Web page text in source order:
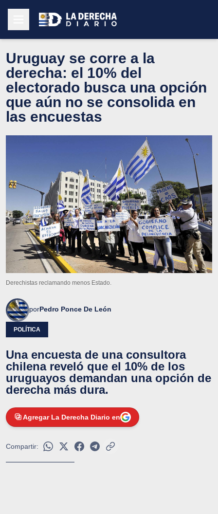
Uruguay se corre a la
derecha: el 10% del
electorado busca una opción
que aún no se consolida en
las encuestas
Derechistas reclamando menos Estado.
porPedro Ponce De León
POLÍTICA
Una encuesta de una consultora
chilena reveló que el 10% de los
uruguayos demandan una opción de
derecha más dura.
Agregar La Derecha Diario en
Compartir: